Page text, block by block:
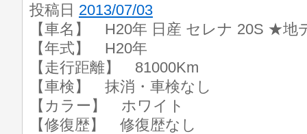
投稿日 2013/07/03
【車名】 H20年 日産 セレナ 20S ★
【年式】 H20年
【走行距離】 81000Km
【車検】 抹消・車検なし
【カラー】 ホワイト
【修復歴】 修復歴なし